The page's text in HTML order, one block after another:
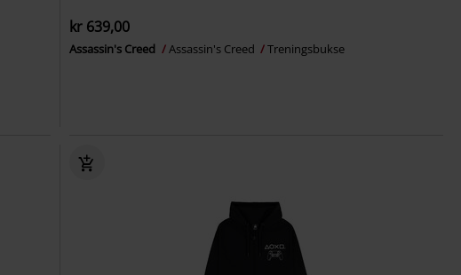
kr 639,00
Assassin's Creed Assassin's Creed Treningsbukse